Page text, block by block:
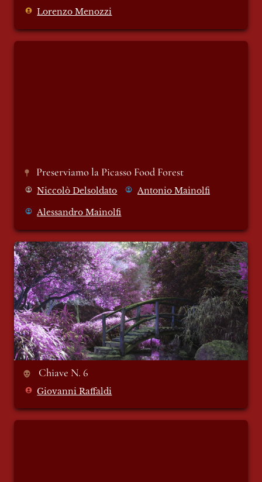
Lorenzo Menozzi
Preserviamo la Picasso Food Forest
Niccolò Delsoldato Antonio Mainolfi
Alessandro Mainolfi
Chiave N. 6
Chiave N. 6
Giovanni Raffaldi